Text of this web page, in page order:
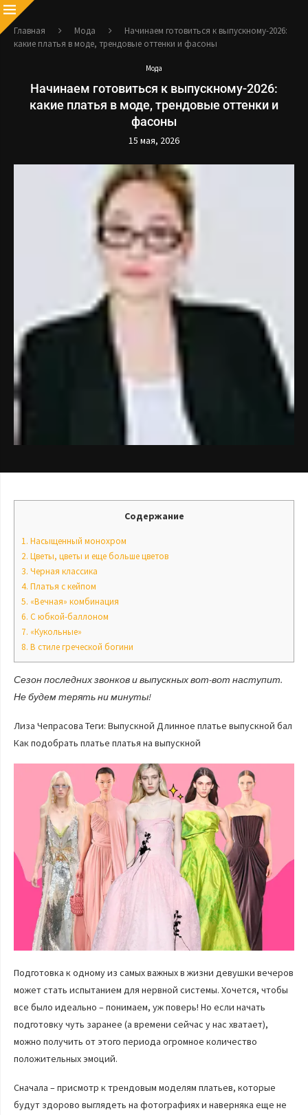
Главная Мода
Начинаем готовиться к выпускному-2026:
какие платья в моде, трендовые оттенки и фасоны
Мода
Начинаем готовиться к выпускному-2026:
какие платья в моде, трендовые оттенки и
фасоны
15 мая, 2026
Содержание
1. Насыщенный монохром
2. Цветы, цветы и еще больше цветов
3. Черная классика
4. Платья с кейпом
5. «Вечная» комбинация
6. С юбкой-баллоном
7. «Кукольные»
8. В стиле греческой богини
Сезон последних звонков и выпускных вот-вот наступит.
Не будем терять ни минуты!
Лиза Чепрасова Теги: Выпускной Длинное платье выпускной бал
Как подобрать платье платья на выпускной
Подготовка к одному из самых важных в жизни девушки вечеров
может стать испытанием для нервной системы. Хочется, чтобы
все было идеально – понимаем, уж поверь! Но если начать
подготовку чуть заранее (а времени сейчас у нас хватает),
можно получить от этого периода огромное количество
положительных эмоций.
Сначала – присмотр к трендовым моделям платьев, которые
будут здорово выглядеть на фотографиях и наверняка еще не